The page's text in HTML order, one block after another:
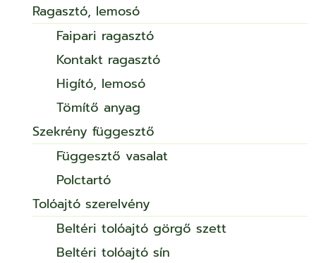
Ragasztó, lemosó
Faipari ragasztó
Kontakt ragasztó
Higító, lemosó
Tömítő anyag
Szekrény függesztő
Függesztő vasalat
Polctartó
Tolóajtó szerelvény
Beltéri tolóajtó görgő szett
Beltéri tolóajtó sín